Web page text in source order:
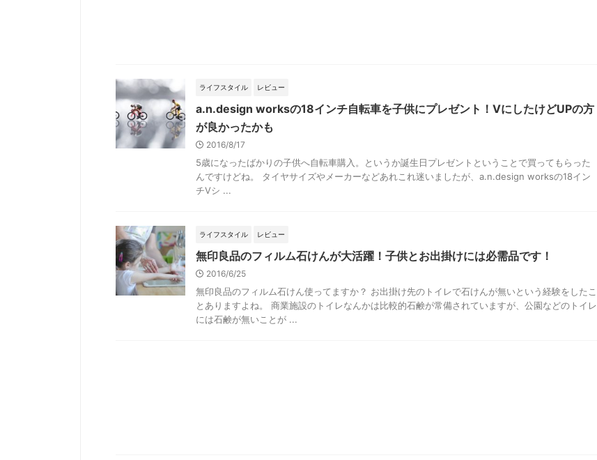
ライフスタイル レビュー
a.n.design worksの18インチ自転車を子供にプレゼント！VにしたけどUPの方
が良かったかも
2016/8/17
5歳になったばかりの子供へ自転車購入。というか誕生日プレゼントということで買ってもらった
んですけどね。 タイヤサイズやメーカーなどあれこれ迷いましたが、a.n.design worksの18イン
チVシ ...
ライフスタイル レビュー
無印良品のフィルム石けんが大活躍！子供とお出掛けには必需品です！
2016/6/25
無印良品のフィルム石けん使ってますか？ お出掛け先のトイレで石けんが無いという経験をしたこ
とありますよね。 商業施設のトイレなんかは比較的石鹸が常備されていますが、公園などのトイレ
には石鹸が無いことが ...